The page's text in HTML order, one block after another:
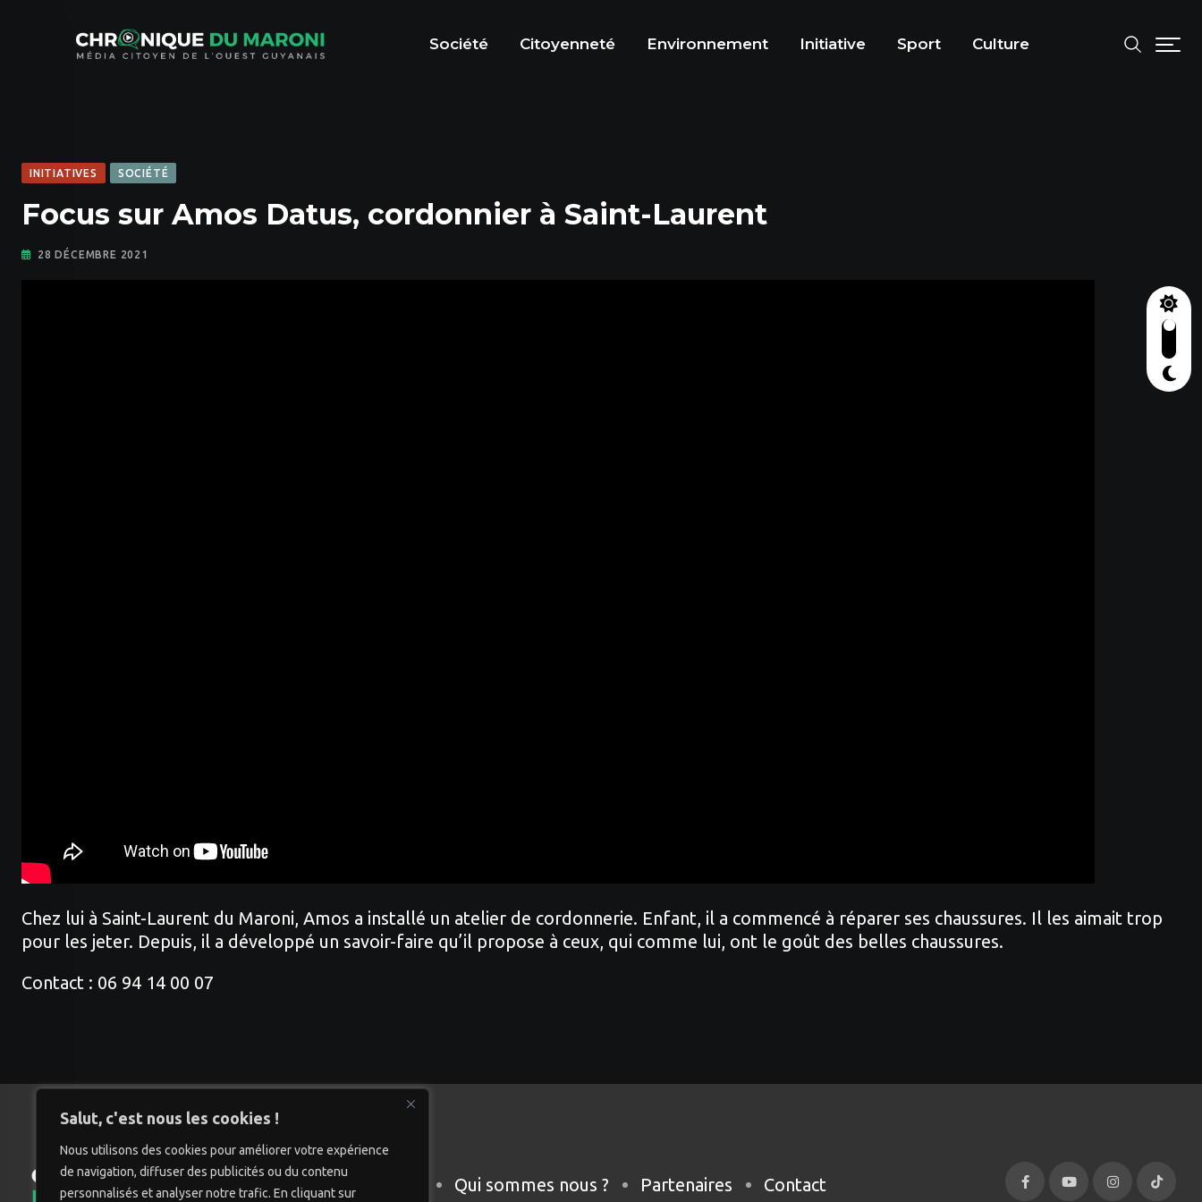
Salut, c'est nous les cookies !
Nous utilisons des cookies pour améliorer votre expérience
de navigation, diffuser des publicités ou du contenu
personnalisés et analyser notre trafic. En cliquant sur
Société Citoyenneté Environnement Initiative Sport Culture
INITIATIVES SOCIÉTÉ
Focus sur Amos Datus, cordonnier à Saint-Laurent
28 DÉCEMBRE 2021
Chez lui à Saint-Laurent du Maroni, Amos a installé un atelier de cordonnerie. Enfant, il a commencé à réparer ses chaussures. Il les aimait trop
pour les jeter. Depuis, il a développé un savoir-faire qu’il propose à ceux, qui comme lui, ont le goût des belles chaussures.
Contact : 06 94 14 00 07
Qui sommes nous ? Partenaires Contact